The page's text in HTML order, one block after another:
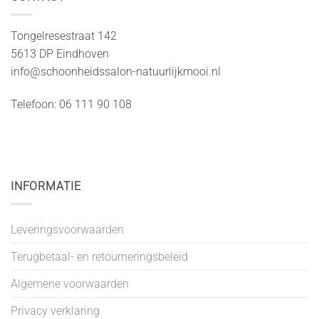
Tongelresestraat 142
5613 DP Eindhoven
info@schoonheidssalon-natuurlijkmooi.nl
Telefoon: 06 111 90 108
INFORMATIE
Leveringsvoorwaarden
Terugbetaal- en retourneringsbeleid
Algemene voorwaarden
Privacy verklaring